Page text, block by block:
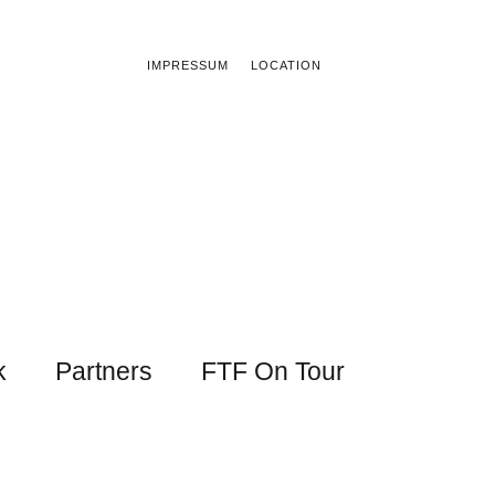
IMPRESSUM LOCATION
Partners FTF On Tour